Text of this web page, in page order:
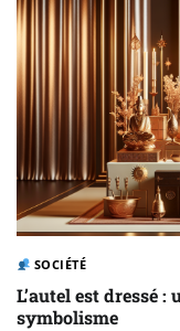
SOCIÉTÉ
L’autel est dressé
symbolisme